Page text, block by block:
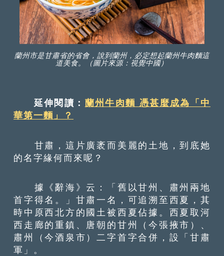
蘭州市是甘肅省的省會，說到蘭州，必定想起蘭州牛肉麵這
道美食。（圖片來源：視覺中國）
延伸閱讀： 蘭州牛肉麵 憑甚麼成為「中
華第一麵」？
甘肅，這片廣袤而美麗的土地，到底她
的名字緣何而來呢？
據《辭海》云：「舊以甘州、肅州兩地
首字得名。」甘肅一名，可追溯至西夏，其
時中原西北方的國土被西夏佔據。西夏取河
西走廊的重鎮、唐朝的甘州（今張掖市）、
肅州（今酒泉市）二字首字合併，設「甘肅
軍」。